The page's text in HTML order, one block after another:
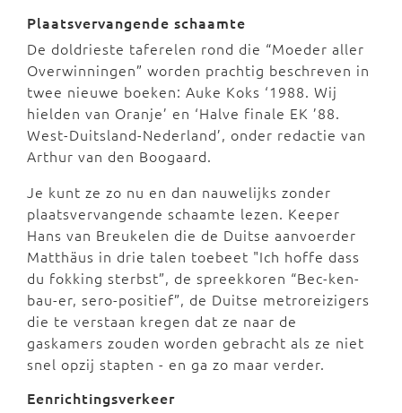
Plaatsvervangende schaamte
De doldrieste taferelen rond die “Moeder aller
Overwinningen” worden prachtig beschreven in
twee nieuwe boeken: Auke Koks ‘1988. Wij
hielden van Oranje’ en ‘Halve finale EK ’88.
West-Duitsland-Nederland’, onder redactie van
Arthur van den Boogaard.
Je kunt ze zo nu en dan nauwelijks zonder
plaatsvervangende schaamte lezen. Keeper
Hans van Breukelen die de Duitse aanvoerder
Matthäus in drie talen toebeet "Ich hoffe dass
du fokking sterbst”, de spreekkoren “Bec-ken-
bau-er, sero-positief”, de Duitse metroreizigers
die te verstaan kregen dat ze naar de
gaskamers zouden worden gebracht als ze niet
snel opzij stapten - en ga zo maar verder.
Eenrichtingsverkeer